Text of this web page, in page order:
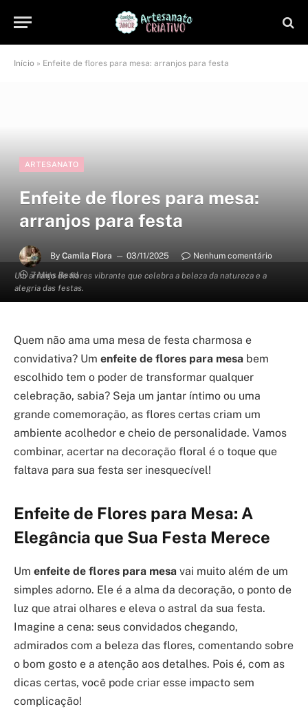
Início » Enfeite de flores para mesa: arranjos para festa
Um arranjo de flores vibrante que celebra a beleza da natureza e a
alegria das festas.
ARTESANATO
Enfeite de flores para mesa:
arranjos para festa
By Camila Flora 03/11/2025
Nenhum comentário
7 Mins Read
Quem não ama uma mesa de festa charmosa e
convidativa? Um enfeite de flores para mesa bem
escolhido tem o poder de transformar qualquer
celebração, sabia? Seja um jantar íntimo ou uma
grande comemoração, as flores certas criam um
ambiente acolhedor e cheio de personalidade. Vamos
combinar, acertar na decoração floral é o toque que
faltava para sua festa ser inesquecível!
Enfeite de Flores para Mesa: A
Elegância que Sua Festa Merece
Um enfeite de flores para mesa vai muito além de um
simples adorno. Ele é a alma da decoração, o ponto de
luz que atrai olhares e eleva o astral da sua festa.
Imagine a cena: seus convidados chegando,
admirados com a beleza das flores, comentando sobre
o bom gosto e a atenção aos detalhes. Pois é, com as
dicas certas, você pode criar esse impacto sem
complicação!